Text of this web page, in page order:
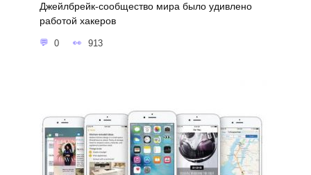
Джейлбрейк-сообщество мира было удивлено
работой хакеров
0 913